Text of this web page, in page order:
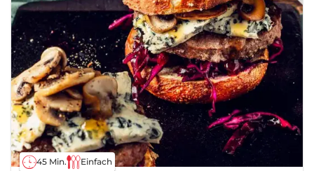
45 Min. Einfach